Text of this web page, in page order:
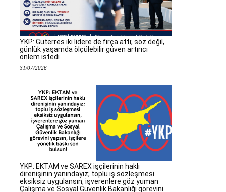
YKP: Guterres iki lidere de fırça attı; söz değil,
günlük yaşamda ölçülebilir güven artırıcı
önlem istedi
31/07/2026
YKP: EKTAM ve SAREX işçilerinin haklı
direnişinin yanındayız; toplu iş sözleşmesi
eksiksiz uygulansın, işverenlere göz yuman
Çalışma ve Sosyal Güvenlik Bakanlığı görevini